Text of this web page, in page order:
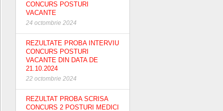
CONCURS POSTURI
VACANTE
24 octombrie 2024
REZULTATE PROBA INTERVIU
CONCURS POSTURI
VACANTE DIN DATA DE
21.10.2024
22 octombrie 2024
REZULTAT PROBA SCRISA
CONCURS 2 POSTURI MEDICI